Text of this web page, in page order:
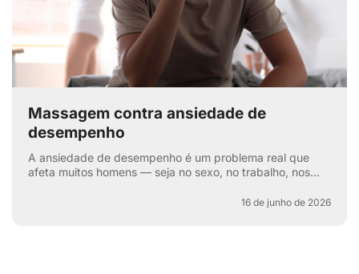
Massagem contra ansiedade de
desempenho
A ansiedade de desempenho é um problema real que
afeta muitos homens — seja no sexo, no trabalho, nos
16 de junho de 2026